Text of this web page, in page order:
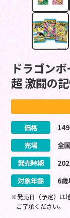
ドラゴン
超 激闘の
価格 149
売場
全
発売時期
対象年齢
6歳
※発売日（予定）は
ご了承ください。